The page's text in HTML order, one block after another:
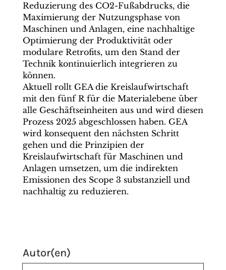
Reduzierung des CO2-Fußabdrucks, die
Maximierung der Nutzungsphase von
Maschinen und Anlagen, eine nachhaltige
Optimierung der Produktivität oder
modulare Retrofits, um den Stand der
Technik kontinuierlich integrieren zu
können.
Aktuell rollt GEA die Kreislaufwirtschaft
mit den fünf R für die Materialebene über
alle Geschäftseinheiten aus und wird diesen
Prozess 2025 abgeschlossen haben. GEA
wird konsequent den nächsten Schritt
gehen und die Prinzipien der
Kreislaufwirtschaft für Maschinen und
Anlagen umsetzen, um die indirekten
Emissionen des Scope 3 substanziell und
nachhaltig zu reduzieren.
Autor(en)